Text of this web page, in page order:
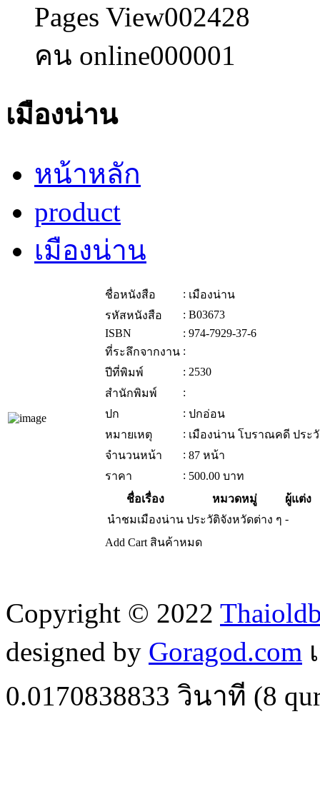
Pages View002428
คน online000001
เมืองน่าน
หน้าหลัก
product
เมืองน่าน
ชื่อหนังสือ : เมืองน่าน
รหัสหนังสือ
: B03673
ISBN
: 974-7929-37-6
ที่ระลึกจากงาน :
ปีที่พิมพ์
: 2530
สำนักพิมพ์
:
ปก
: ปกอ่อน
หมายเหตุ
: เมืองน่าน โบราณคดี ประ
จำนวนหน้า
: 87 หน้า
ราคา
: 500.00 บาท
ชื่อเรื่อง
หมวดหมู่
ผู้แต่ง
นำชมเมืองน่าน ประวัติจังหวัดต่าง ๆ -
Add Cart สินค้าหมด
Copyright © 2022
designed by Goragod.com
0.0170838833 วินาที (8